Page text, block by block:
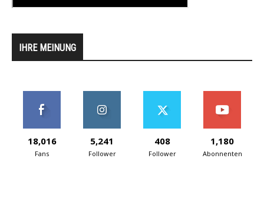
IHRE MEINUNG
18,016
Fans
5,241
Follower
408
Follower
1,180
Abonnenten